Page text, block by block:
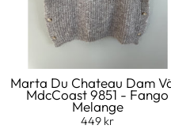
Marta Du Chateau Dam
MdcCoast 9851 - Fango
Melange
449 kr